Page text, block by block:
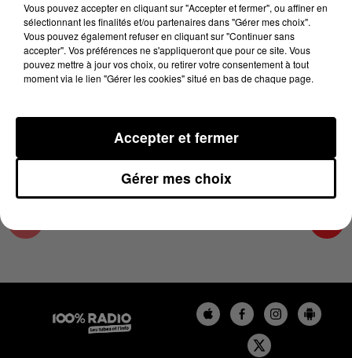
19 juin 2024 - 4 min 24 sec
LES INFOS DU LOT DU 19/06/2024 À 07H00
19/06/2024
Vous pouvez accepter en cliquant sur "Accepter et fermer", ou affiner en
sélectionnant les finalités et/ou partenaires dans "Gérer mes choix".
Vous pouvez également refuser en cliquant sur "Continuer sans
accepter". Vos préférences ne s'appliqueront que pour ce site. Vous
pouvez mettre à jour vos choix, ou retirer votre consentement à tout
moment via le lien "Gérer les cookies" situé en bas de chaque page.
Gérer mes choix
Accepter et fermer